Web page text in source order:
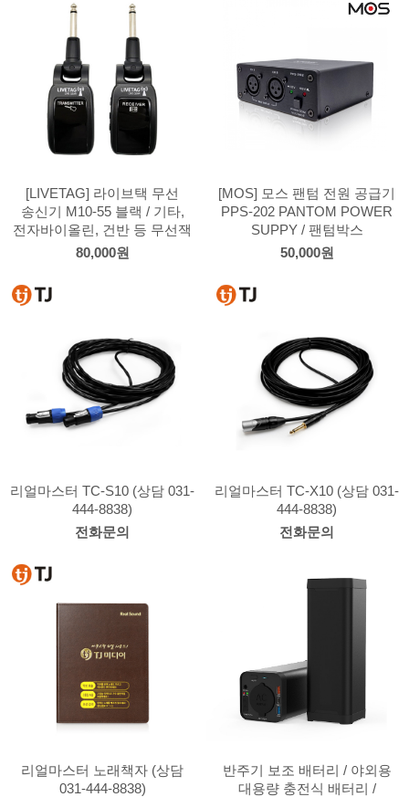
[LIVETAG] 라이브택 무선
송신기 M10-55 블랙 / 기타,
전자바이올린, 건반 등 무선잭
80,000원
[MOS] 모스 팬텀 전원 공급기
PPS-202 PANTOM POWER
SUPPY / 팬텀박스
50,000원
리얼마스터 TC-S10 (상담 031-
444-8838)
전화문의
리얼마스터 TC-X10 (상담 031-
444-8838)
전화문의
리얼마스터 노래책자 (상담
031-444-8838)
반주기 보조 배터리 / 야외용
대용량 충전식 배터리 /